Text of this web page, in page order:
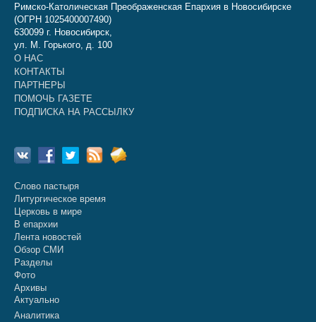
Римско-Католическая Преображенская Епархия в Новосибирске
(ОГРН 1025400007490)
630099 г. Новосибирск,
ул. М. Горького, д. 100
О НАС
КОНТАКТЫ
ПАРТНЕРЫ
ПОМОЧЬ ГАЗЕТЕ
ПОДПИСКА НА РАССЫЛКУ
Слово пастыря
Литургическое время
Церковь в мире
В епархии
Лента новостей
Обзор СМИ
Разделы
Фото
Архивы
Актуально
Аналитика